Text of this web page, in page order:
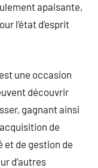
apaisante,
l’état d’esprit
une occasion
découvrir
gagnant ainsi
de
et de gestion de
d’autres